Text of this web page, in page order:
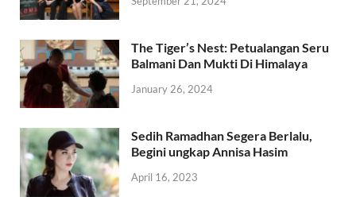
The Tiger’s Nest: Petualangan Seru
Balmani Dan Mukti Di Himalaya
January 26, 2024
Sedih Ramadhan Segera Berlalu,
Begini ungkap Annisa Hasim
April 16, 2023